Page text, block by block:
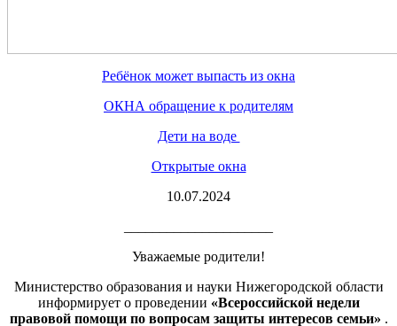
Ребёнок может выпасть из окна
ОКНА обращение к родителям
Дети на воде
Открытые окна
10.07.2024
Уважаемые родители!
Министерство образования и науки Нижегородской области
информирует о проведении «Всероссийской недели
правовой помощи по вопросам защиты интересов семьи» .